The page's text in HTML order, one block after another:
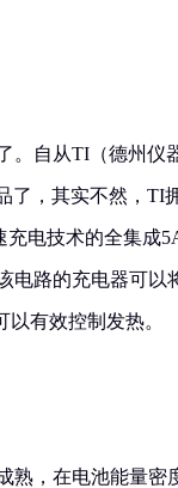
。自从TI（德州仪
，其实不然，TI
充电技术的全集成
电路的充电器可以
有效控制发热。
熟，在电池能量密